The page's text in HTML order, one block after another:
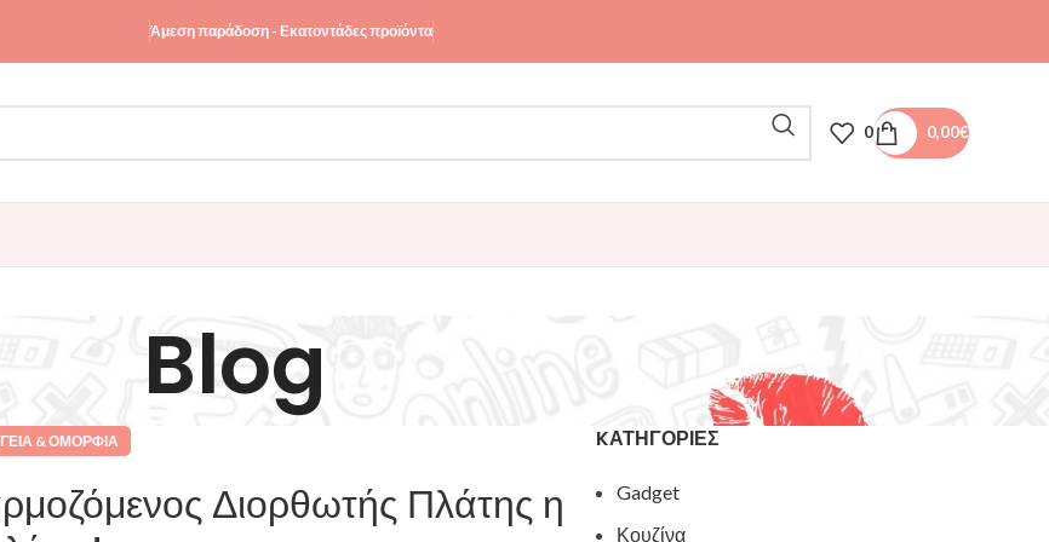
Άμεση παράδοση - Εκατοντάδες προϊόντα
0 0,00€
Blog
& ΟΜΟΡΦΙΆ
Διορθωτής Πλάτης η
KΑΤΗΓΟΡΊΕΣ
Gadget
Κουζίνα